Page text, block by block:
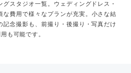
スタジオ一覧。 ウェディングドレス・
費用で様々なプランが充実。 小さな結
記念撮影も、前撮り・後撮り・写真だけ
も可能です。